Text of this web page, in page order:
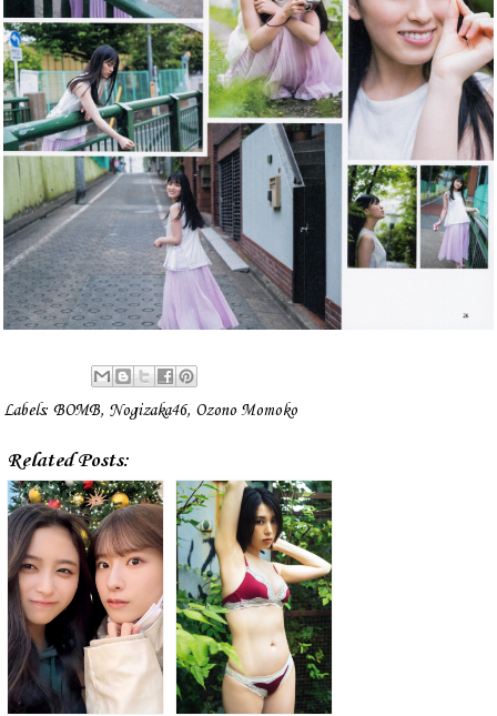
Labels: BOMB, Nogizaka46, Ozono Momoko
Related Posts: